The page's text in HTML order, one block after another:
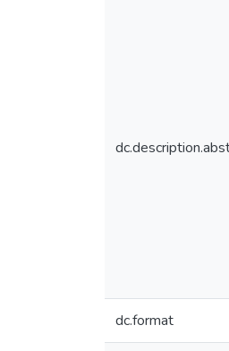
dc.format